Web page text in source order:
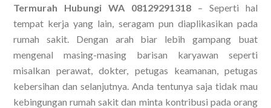
Termurah Hubungi WA 08129291318 – Seperti hal
tempat kerja yang lain, seragam pun diaplikasikan pada
rumah sakit. Dengan arah biar lebih gampang buat
mengenal masing-masing barisan karyawan seperti
misalkan perawat, dokter, petugas keamanan, petugas
kebersihan dan selanjutnya. Anda tentunya saja tidak mau
kebingungan rumah sakit dan minta kontribusi pada orang